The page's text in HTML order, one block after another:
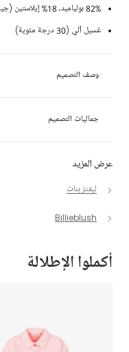
عرض المزيد
ليقنز بنات
Billieblush
82% بولياميد، 18% إيلاستين (جيرسي ناعم)
غسيل آلي (30 درجة مئوية)
وصف التصميم
جماليات التصميم
أكملوا الإطلالة